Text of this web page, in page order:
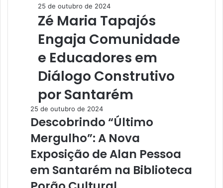
25 de outubro de 2024
Zé Maria Tapajós
Engaja Comunidade
e Educadores em
Diálogo Construtivo
por Santarém
25 de outubro de 2024
Descobrindo “Último
Mergulho”: A Nova
Exposição de Alan Pessoa
em Santarém na Biblioteca